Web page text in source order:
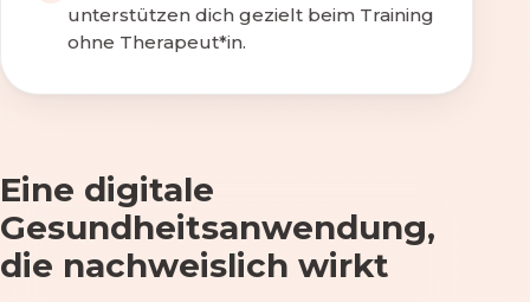
unterstützen dich gezielt beim Training
ohne Therapeut*in.
Eine digitale
Gesundheitsanwendung,
die nachweislich wirkt